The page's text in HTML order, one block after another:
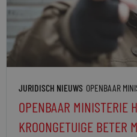
JURIDISCH NIEUWS OPENBAAR
OPENBAAR MINISTERIE
KROONGETUIGE BETER